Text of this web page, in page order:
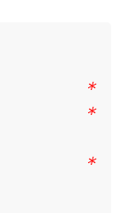
*
*
*